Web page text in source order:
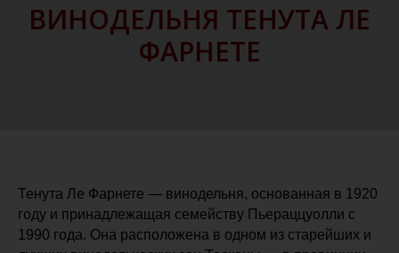
ВИНОДЕЛЬНЯ ТЕНУТА ЛЕ
ФАРНЕТЕ
Тенута Ле Фарнете — винодельня, основанная в 1920
году и принадлежащая семейству Пьераццуолли с
1990 года. Она расположена в одном из старейших и